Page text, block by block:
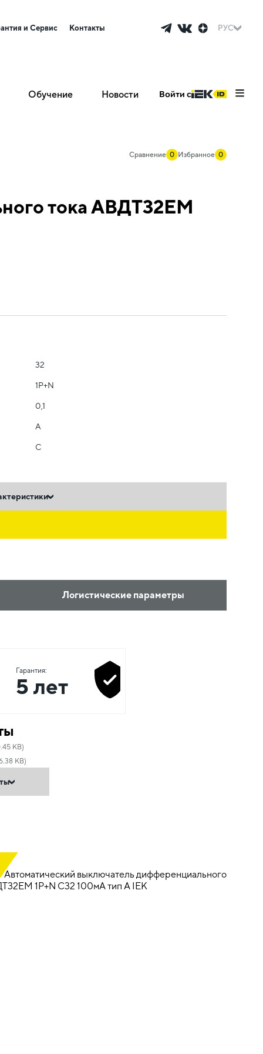
и Сервис Контакты РУС
Обучение Новости Войти с
Сравнение 0 Избранное 0
тока АВДТ32EM
32
1Р+N
0,1
A
C
Логистические параметры
Гарантия:
5 лет
KB)
KB)